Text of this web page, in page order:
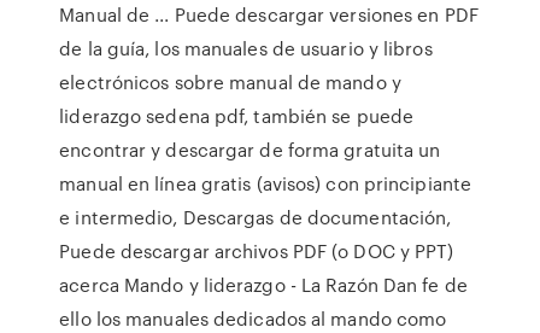
Manual de ... Puede descargar versiones en PDF
de la guía, los manuales de usuario y libros
electrónicos sobre manual de mando y
liderazgo sedena pdf, también se puede
encontrar y descargar de forma gratuita un
manual en línea gratis (avisos) con principiante
e intermedio, Descargas de documentación,
Puede descargar archivos PDF (o DOC y PPT)
acerca Mando y liderazgo - La Razón Dan fe de
ello los manuales dedicados al mando como